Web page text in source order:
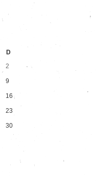
D
2
9
16
23
30